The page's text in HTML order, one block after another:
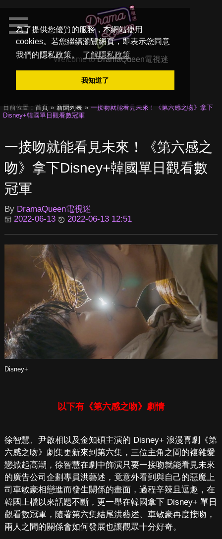
為了提供您優質的服務，本網站使用
cookies。若您繼續瀏覽網頁，即表示您同意
我們的隱私政策。
了解隱私政策
我知道了
Welcome toDramaQueen電視迷
目前位置： 首頁 新聞列表
一接吻就能看見未來！《第六感之吻》拿下
Disney+韓國單日觀看數冠軍
一接吻就能看見未來！《第六感之
吻》拿下Disney+韓國單日觀看數
冠軍
By DramaQueen電視迷
2022-06-13
2022-06-13 12:51
Disney+
以下有《第六感之吻》劇情
徐智慧、尹啟相以及金知碩主演的 Disney+ 浪漫喜劇《第
六感之吻》劇集更新來到第六集，三位主角之間的複雜愛
戀掀起高潮，徐智慧在劇中飾演只要一接吻就能看見未來
的廣告公司企劃專員洪藝述，竟意外看到與自己的惡魔上
司車敏豪相戀進而發生關係的畫面，過程辛辣且逗趣，在
韓國上檔以來話題不斷，更一舉在韓國拿下 Disney+ 單日
觀看數冠軍，隨著第六集結尾洪藝述、車敏豪再度接吻，
兩人之間的關係會如何發展也讓觀眾十分好奇。